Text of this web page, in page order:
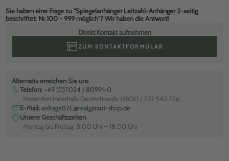
Sie haben eine Frage zu "Spiegelanhänger Leitzahl-Anhänger 2-seitig
beschriftet: Nr.100 - 999 möglich"? Wir haben die Antwort!
Direkt Kontakt aufnehmen
ZUM KONTAKTFORMULAR
Alternativ erreichen Sie uns
Telefon: +49 (0)7024 / 80991-0
Kostenfrei innerhalb Deutschlands: 0800 / 732 542 726
E-Mail:anfrageB2C@realgarant-shop.de
Unsere Geschäftszeiten
Montag bis Freitag: 8:00 Uhr – 18:00 Uhr